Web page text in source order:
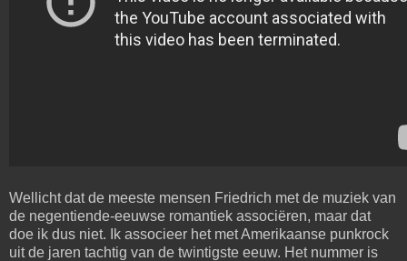
Wellicht dat de meeste mensen Friedrich met de muziek van
de negentiende-eeuwse romantiek associëren, maar dat
doe ik dus niet. Ik associeer het met Amerikaanse punkrock
uit de jaren tachtig van de twintigste eeuw. Het nummer is